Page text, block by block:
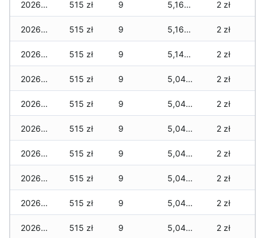
2026-04-05 515 zł 9 5,160 zł 2 zł
2026-04-04 515 zł 9 5,160 zł 2 zł
2026-04-03 515 zł 9 5,140 zł 2 zł
2026-04-02 515 zł 9 5,040 zł 2 zł
2026-04-01 515 zł 9 5,040 zł 2 zł
2026-03-31 515 zł 9 5,040 zł 2 zł
2026-03-30 515 zł 9 5,040 zł 2 zł
2026-03-29 515 zł 9 5,040 zł 2 zł
2026-03-28 515 zł 9 5,040 zł 2 zł
2026-03-27 515 zł 9 5,040 zł 2 zł